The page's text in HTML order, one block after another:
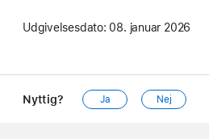
Udgivelsesdato: 08. januar 2026
Nyttig? Ja Nej